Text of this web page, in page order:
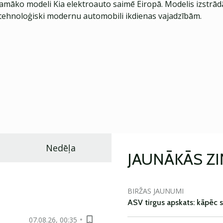
modeli Kia elektroauto saimē Eiropā. Modelis
modernu automobili ikdienas vajadzībām.
Nedēļa
07.08.26, 00:35
JAUNĀKĀS
BIRŽAS JAUNUMI
ASV tirgus apskats: kāpēc